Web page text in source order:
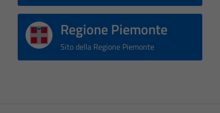
Regione Piemonte
Sito della Regione Piemonte